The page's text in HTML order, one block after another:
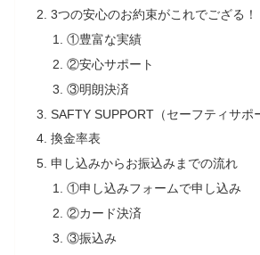
3つの安心のお約束がこれでござる！
①豊富な実績
②安心サポート
③明朗決済
SAFTY SUPPORT（セーフティサポ
換金率表
申し込みからお振込みまでの流れ
①申し込みフォームで申し込み
②カード決済
③振込み